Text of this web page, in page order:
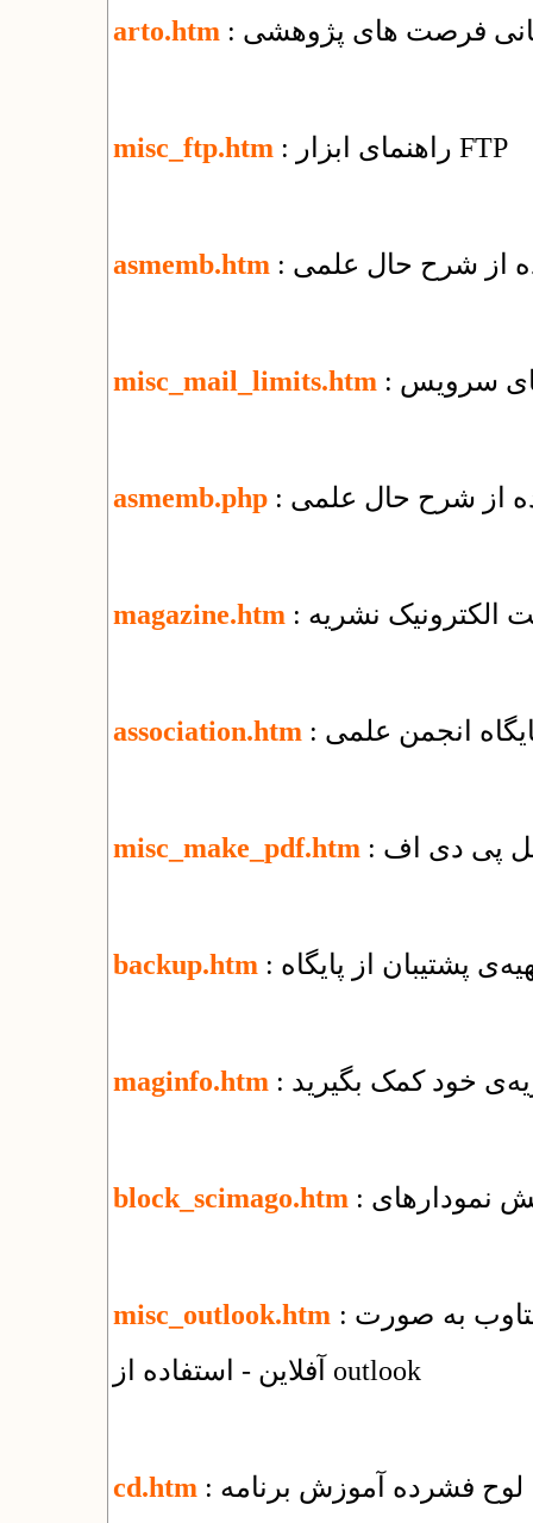
arto.htm فرصت های پژوهشی
misc_ftp.htm : راهنمای ابزار FTP
asmemb.htm از شرح حال علمی
misc_mail_limits.htm
asmemb.php از شرح حال علمی
magazine.htm الکترونیک نشریه
association.htm انجمن علمی
misc_make_pdf.htm
backup.htm پشتیبان از پایگاه
maginfo.htm خود کمک بگیرید
block_scimago.htm
misc_outlook.htm : راهنمای استفاده از سرویس ایمیل شرکت یکتاوب به صورت
آفلاین - استفاده از outlook
cd.htm : لوح فشرده آموزش برنامه